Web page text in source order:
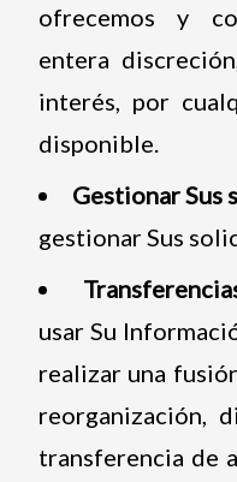
ofrecemos y
entera
interés, por
disponible.
Gestionar Sus
gestionar Sus
usar Su
realizar una
reorganización,
transferencia de